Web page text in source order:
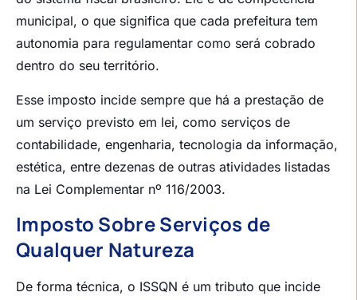
municipal, o que significa que cada prefeitura tem
autonomia para regulamentar como será cobrado
dentro do seu território.
Esse imposto incide sempre que há a prestação de
um serviço previsto em lei, como serviços de
contabilidade, engenharia, tecnologia da informação,
estética, entre dezenas de outras atividades listadas
na Lei Complementar nº 116/2003.
Imposto Sobre Serviços de
Qualquer Natureza
De forma técnica, o ISSQN é um tributo que incide